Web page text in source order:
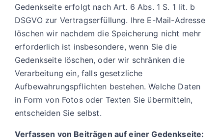
Gedenkseite erfolgt nach Art. 6 Abs. 1 S. 1 lit. b
DSGVO zur Vertragserfüllung. Ihre E-Mail-Adresse
löschen wir nachdem die Speicherung nicht mehr
erforderlich ist insbesondere, wenn Sie die
Gedenkseite löschen, oder wir schränken die
Verarbeitung ein, falls gesetzliche
Aufbewahrungspflichten bestehen. Welche Daten
in Form von Fotos oder Texten Sie übermitteln,
entscheiden Sie selbst.
Verfassen von Beiträgen auf einer Gedenkseite: